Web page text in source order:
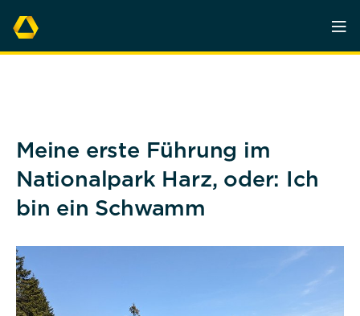
Meine erste Führung im
Nationalpark Harz, oder: Ich
bin ein Schwamm